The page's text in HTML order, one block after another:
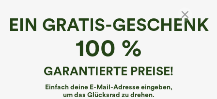
EIN GRATIS-GESCHENK
100 %
GARANTIERTE PREISE!
Einfach deine E-Mail-Adresse eingeben,
um das Glücksrad zu drehen.